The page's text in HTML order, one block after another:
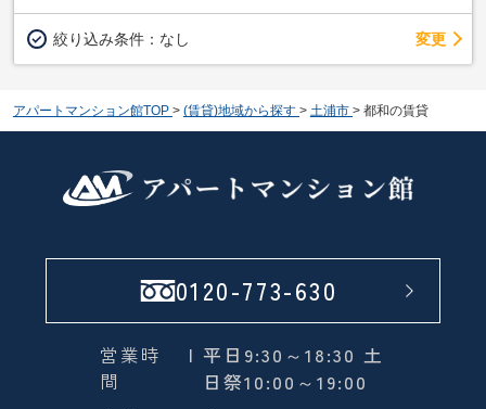
絞り込み条件： なし 変更
アパートマンション館TOP > (賃貸)地域から探す > 土浦市 > 都和の賃貸
0120-773-630
営業時
間
| 平日9:30～18:30 土
日祭10:00～19:00